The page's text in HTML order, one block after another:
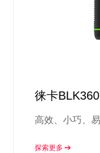
徕卡
高效、小巧、
探索更多